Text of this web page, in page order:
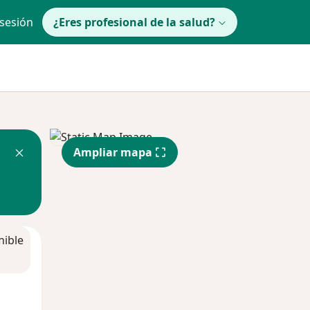
¿Eres profesional de la salud?
Ampliar mapa